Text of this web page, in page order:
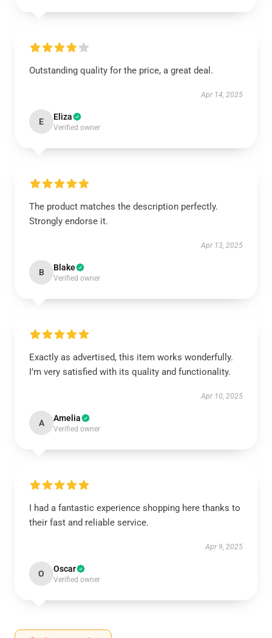
Outstanding quality for the price, a great deal.
Apr 14, 2025
E Eliza
Verified owner
The product matches the description perfectly.
Strongly endorse it.
Apr 13, 2025
B Blake
Verified owner
Exactly as advertised, this item works wonderfully.
I’m very satisfied with its quality and functionality.
Apr 10, 2025
A Amelia
Verified owner
I had a fantastic experience shopping here thanks to
their fast and reliable service.
Apr 9, 2025
O Oscar
Verified owner